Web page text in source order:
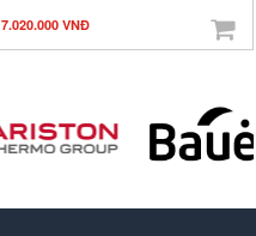
7.020.000 VNĐ